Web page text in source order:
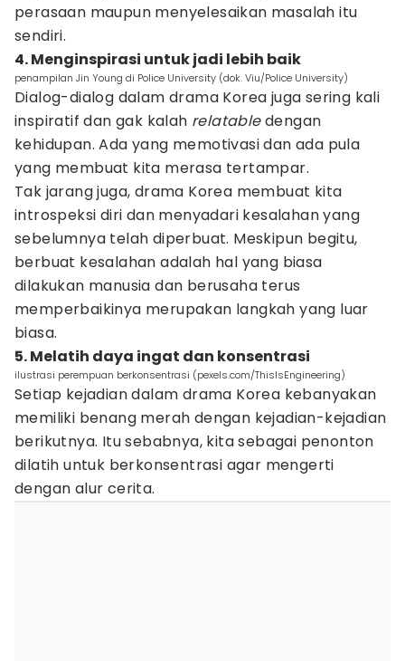
perasaan maupun menyelesaikan masalah itu
sendiri.
4. Menginspirasi untuk jadi lebih baik
penampilan Jin Young di Police University (dok. Viu/Police University)
Dialog-dialog dalam drama Korea juga sering kali
inspiratif dan gak kalah relatabledengan
kehidupan. Ada yang memotivasi dan ada pula
yang membuat kita merasa tertampar.
Tak jarang juga, drama Korea membuat kita
introspeksi diri dan menyadari kesalahan yang
sebelumnya telah diperbuat. Meskipun begitu,
berbuat kesalahan adalah hal yang biasa
dilakukan manusia dan berusaha terus
memperbaikinya merupakan langkah yang luar
biasa.
5. Melatih daya ingat dan konsentrasi
ilustrasi perempuan berkonsentrasi (pexels.com/ThisIsEngineering)
Setiap kejadian dalam drama Korea kebanyakan
memiliki benang merah dengan kejadian-kejadian
berikutnya. Itu sebabnya, kita sebagai penonton
dilatih untuk berkonsentrasi agar mengerti
dengan alur cerita.